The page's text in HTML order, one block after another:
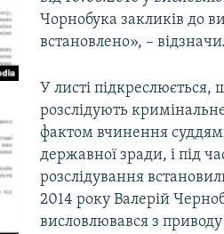
Чорнобука закликів до
встановлено», –
У листі підкреслюється,
розслідують
фактом вчинення
державної зради, і під
розслідування
2014 року Валерій
висловлювався з